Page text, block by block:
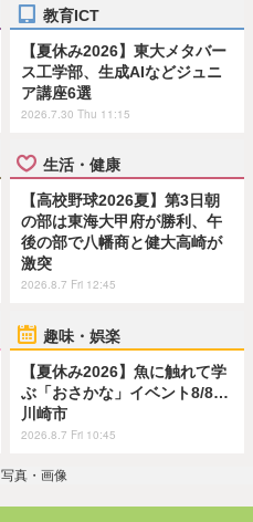
教育ICT
【夏休み2026】東大メタバー
ス工学部、生成AIなどジュニ
ア講座6選
2026.7.30 Thu 11:15
生活・健康
【高校野球2026夏】第3日朝
の部は東海大甲府が勝利、午
後の部で八幡商と健大高崎が
激突
2026.8.7 Fri 12:45
趣味・娯楽
【夏休み2026】魚に触れて学
ぶ「おさかな」イベント8/8…
川崎市
2026.8.7 Fri 10:45
写真・画像